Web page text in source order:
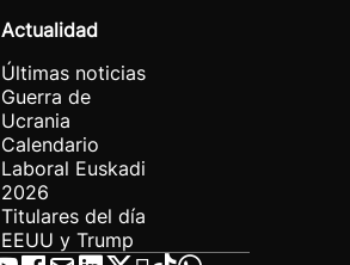
Actualidad
Últimas noticias
Guerra de
Ucrania
Calendario
Laboral Euskadi
2026
Titulares del día
EEUU y Trump